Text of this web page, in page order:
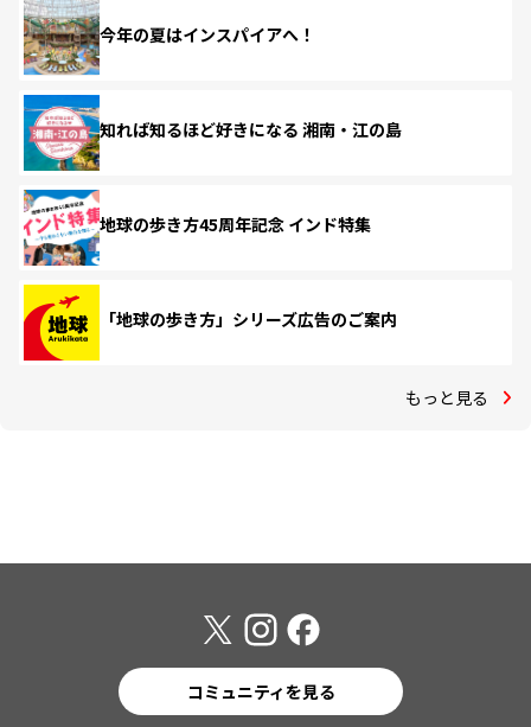
今年の夏はインスパイアへ！
知れば知るほど好きになる 湘南・江の島
地球の歩き方45周年記念 インド特集
「地球の歩き方」シリーズ広告のご案内
もっと見る
コミュニティを見る